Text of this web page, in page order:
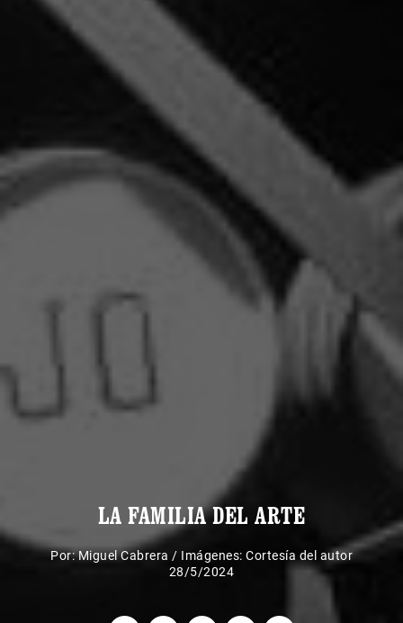
LA FAMILIA DEL ARTE
Por:Miguel Cabrera / Imágenes: Cortesía del autor
28/5/2024